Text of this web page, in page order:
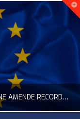
LA COMMISSION EUROPÉENNE INFLIGE UNE AMENDE RECORD À GOOGLE